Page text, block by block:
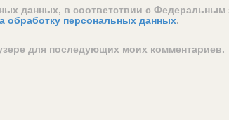
данных, в соответствии с
обработку персональных данных.
для последующих моих комментариев.